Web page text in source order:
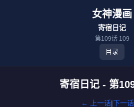
女神漫画
寄宿日记
第109话 109
目录
寄宿日记 - 第
← 上一话|下一